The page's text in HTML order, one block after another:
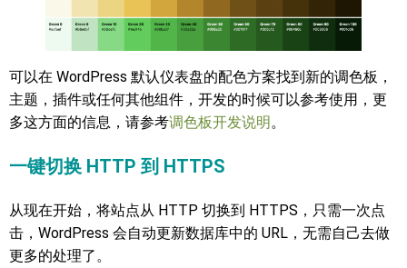
可以在 WordPress 默认仪表盘的配色方案找到新的调色板，
主题，插件或任何其他组件，开发的时候可以参考使用，更
多这方面的信息，请参考调色板开发说明。
一键切换 HTTP 到 HTTPS
从现在开始，将站点从 HTTP 切换到 HTTPS，只需一次点
击，WordPress 会自动更新数据库中的 URL，无需自己去做
更多的处理了。